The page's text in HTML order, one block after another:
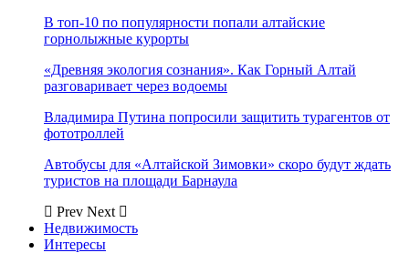
В топ-10 по популярности попали алтайские
горнолыжные курорты
«Древняя экология сознания». Как Горный Алтай
разговаривает через водоемы
Владимира Путина попросили защитить турагентов от
фототроллей
Автобусы для «Алтайской Зимовки» скоро будут ждать
туристов на площади Барнаула
Prev Next
Недвижимость
Интересы